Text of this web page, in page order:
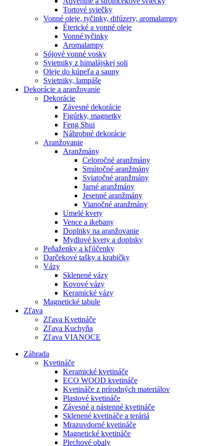
Tortové sviečky
Vonné oleje, tyčinky, difúzery, aromalampy
Éterické a vonné oleje
Vonné tyčinky
Aromalampy
Sójové vonné vosky
Svietniky z himalájskej soli
Oleje do kúpeľa a sauny
Svietniky, lampáše
Dekorácie a aranžovanie
Dekorácie
Závesné dekorácie
Figúrky, magnetky
Feng Shui
Náhrobné dekorácie
Aranžovanie
Aranžmány
Celoročné aranžmány
Smútočné aranžmány
Sviatočné aranžmány
Jarné aranžmány
Jesenné aranžmány
Vianočné aranžmány
Umelé kvety
Vence a ikebany
Doplnky na aranžovanie
Mydlové kvety a doplnky
Peňaženky a kľúčenky
Darčekové tašky a krabičky
Vázy
Sklenené vázy
Kovové vázy
Keramické vázy
Magnetické tabule
Zľava
Zľava Kvetináče
Zľava Kuchyňa
Zľava VIANOCE
Záhrada
Kvetináče
Keramické kvetináče
ECO WOOD kvetináče
Kvetináče z prírodných materiálov
Plastové kvetináče
Závesné a nástenné kvetináče
Sklenené kvetináče a teráriá
Mrazuvdorné kvetináče
Magnetické kvetináče
Plechové obaly